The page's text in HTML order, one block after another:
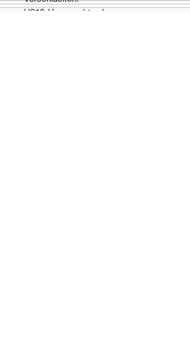
H318: Verursacht schwere